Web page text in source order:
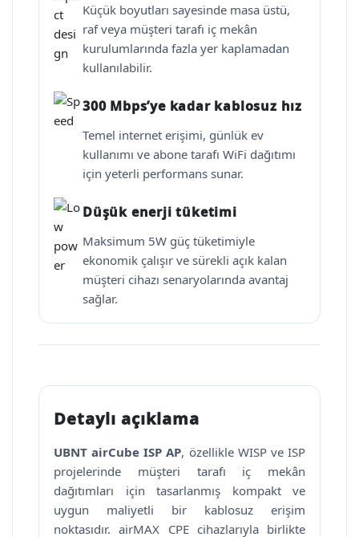
Küçük boyutları sayesinde masa üstü,
raf veya müşteri tarafı iç mekân
kurulumlarında fazla yer kaplamadan
kullanılabilir.
300 Mbps’ye kadar kablosuz hız
Temel internet erişimi, günlük ev
kullanımı ve abone tarafı WiFi dağıtımı
için yeterli performans sunar.
Düşük enerji tüketimi
Maksimum 5W güç tüketimiyle
ekonomik çalışır ve sürekli açık kalan
müşteri cihazı senaryolarında avantaj
sağlar.
Detaylı açıklama
UBNT airCube ISP AP, özellikle WISP ve ISP
projelerinde müşteri tarafı iç mekân
dağıtımları için tasarlanmış kompakt ve
uygun maliyetli bir kablosuz erişim
noktasıdır. airMAX CPE cihazlarıyla birlikte